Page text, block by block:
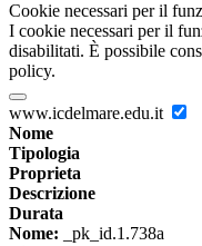
Cookie necessari per il
I cookie necessari per il
disabilitati. È possibile
policy.
www.icdelmare.edu.it
Nome
Tipologia
Proprieta
Descrizione
Durata
Nome: _pk_id.1.738a